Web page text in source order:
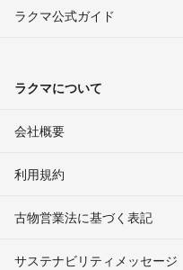
ラクマ公式ガイド
ラクマについて
会社概要
利用規約
古物営業法に基づく表記
サステナビリティメッセージ